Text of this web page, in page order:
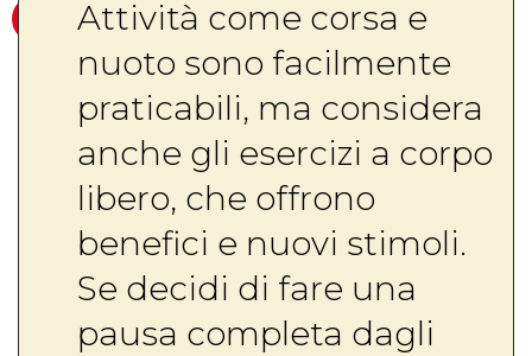
Attività come corsa e
nuoto sono facilmente
praticabili, ma considera
anche gli esercizi a corpo
libero, che offrono
benefici e nuovi stimoli.
Se decidi di fare una
pausa completa dagli